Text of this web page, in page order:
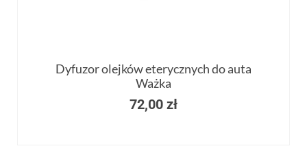
Dyfuzor olejków eterycznych do auta
Ważka
72,00 zł